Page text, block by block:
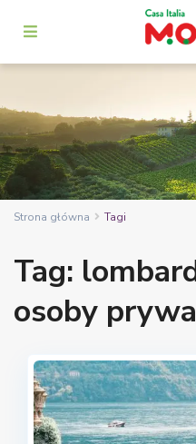
Strona główna Tagi
Tag:
osoby